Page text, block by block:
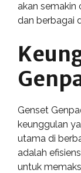
akan semakin
dan berbagai
Genset
keunggulan
utama di
adalah
untuk